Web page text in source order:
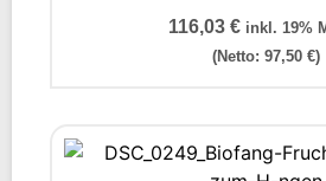
116,03 € inkl. 19%
(Netto: 97,50 €)